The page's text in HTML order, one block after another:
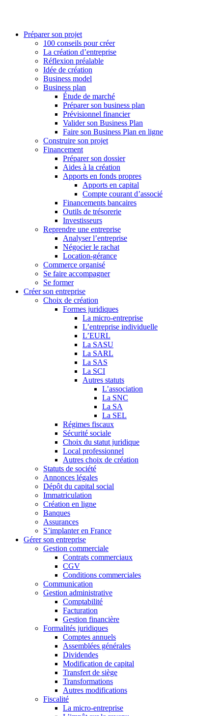
Préparer son projet
100 conseils pour créer
La création d’entreprise
Réflexion préalable
Idée de création
Business model
Business plan
Étude de marché
Préparer son business plan
Prévisionnel financier
Valider son Business Plan
Faire son Business Plan en ligne
Construire son projet
Financement
Préparer son dossier
Aides à la création
Apports en fonds propres
Apports en capital
Compte courant d’associé
Financements bancaires
Outils de trésorerie
Investisseurs
Reprendre une entreprise
Analyser l’entreprise
Négocier le rachat
Location-gérance
Commerce organisé
Se faire accompagner
Se former
Créer son entreprise
Choix de création
Formes juridiques
La micro-entreprise
L’entreprise individuelle
L’EURL
La SASU
La SARL
La SAS
La SCI
Autres statuts
L’association
La SNC
La SA
La SEL
Régimes fiscaux
Sécurité sociale
Choix du statut juridique
Local professionnel
Autres choix de création
Statuts de société
Annonces légales
Dépôt du capital social
Immatriculation
Création en ligne
Banques
Assurances
S’implanter en France
Gérer son entreprise
Gestion commerciale
Contrats commerciaux
CGV
Conditions commerciales
Communication
Gestion administrative
Comptabilité
Facturation
Gestion financière
Formalités juridiques
Comptes annuels
Assemblées générales
Dividendes
Modification de capital
Transfert de siège
Transformations
Autres modifications
Fiscalité
La micro-entreprise